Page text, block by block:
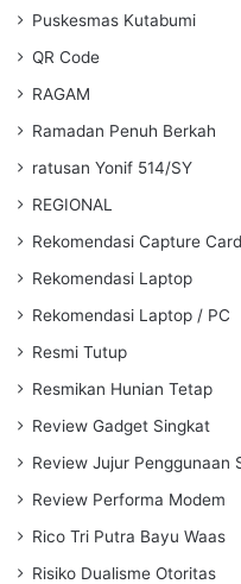
Puskesmas Kutabumi
QR Code
RAGAM
Ramadan Penuh Berkah
ratusan Yonif 514/SY
REGIONAL
Rekomendasi Capture Card
Rekomendasi Laptop
Rekomendasi Laptop / PC
Resmi Tutup
Resmikan Hunian Tetap
Review Gadget Singkat
Review Jujur Penggunaan
Review Performa Modem
Rico Tri Putra Bayu Waas
Risiko Dualisme Otoritas